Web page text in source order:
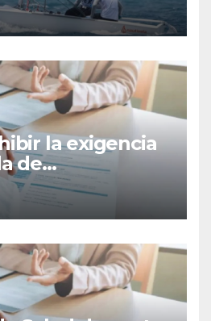
la exigencia
de
penales para
en México